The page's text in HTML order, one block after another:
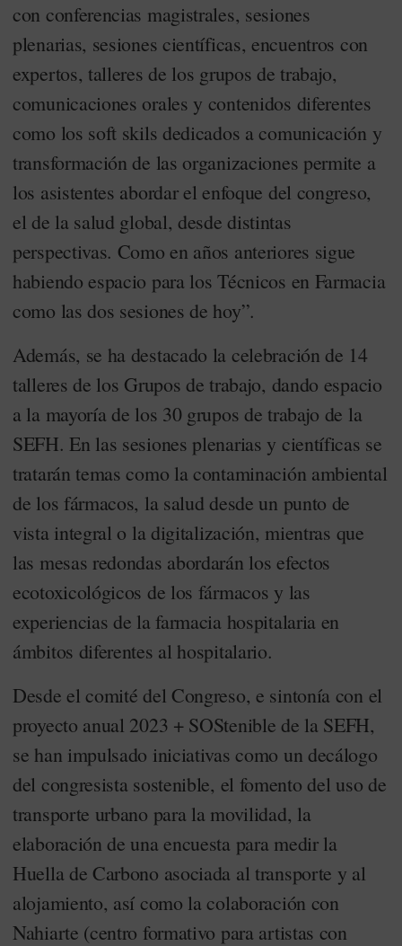
con conferencias magistrales, sesiones
plenarias, sesiones científicas, encuentros con
expertos, talleres de los grupos de trabajo,
comunicaciones orales y contenidos diferentes
como los soft skils dedicados a comunicación y
transformación de las organizaciones permite a
los asistentes abordar el enfoque del congreso,
el de la salud global, desde distintas
perspectivas. Como en años anteriores sigue
habiendo espacio para los Técnicos en Farmacia
como las dos sesiones de hoy”.
Además, se ha destacado la celebración de 14
talleres de los Grupos de trabajo, dando espacio
a la mayoría de los 30 grupos de trabajo de la
SEFH. En las sesiones plenarias y científicas se
tratarán temas como la contaminación ambiental
de los fármacos, la salud desde un punto de
vista integral o la digitalización, mientras que
las mesas redondas abordarán los efectos
ecotoxicológicos de los fármacos y las
experiencias de la farmacia hospitalaria en
ámbitos diferentes al hospitalario.
Desde el comité del Congreso, e sintonía con el
proyecto anual 2023 + SOStenible de la SEFH,
se han impulsado iniciativas como un decálogo
del congresista sostenible, el fomento del uso de
transporte urbano para la movilidad, la
elaboración de una encuesta para medir la
Huella de Carbono asociada al transporte y al
alojamiento, así como la colaboración con
Nahiarte (centro formativo para artistas con